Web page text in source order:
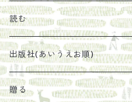
珈琲豆
太山寺珈琲焙煎室
うめぼし
塩
オリーブオイル
エコラップ
石けん
ヘチマたわし
読む
刊行から時間が経ったけれど
贈り物に勧めたい絵本
出版社(あいうえお順)
らくだ舎出帆室
贈る